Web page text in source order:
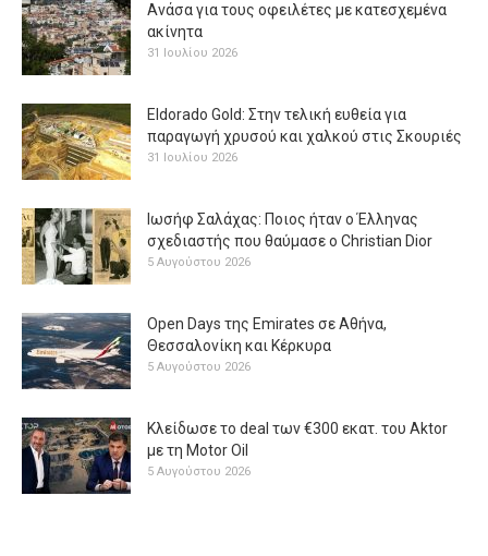
Ανάσα για τους οφειλέτες με κατεσχεμένα
ακίνητα
31 Ιουλίου 2026
Eldorado Gold: Στην τελική ευθεία για
παραγωγή χρυσού και χαλκού στις Σκουριές
31 Ιουλίου 2026
Ιωσήφ Σαλάχας: Ποιος ήταν ο Έλληνας
σχεδιαστής που θαύμασε ο Christian Dior
5 Αυγούστου 2026
Open Days της Emirates σε Αθήνα,
Θεσσαλονίκη και Κέρκυρα
5 Αυγούστου 2026
Κλείδωσε το deal των €300 εκατ. του Aktor
με τη Μotor Oil
5 Αυγούστου 2026